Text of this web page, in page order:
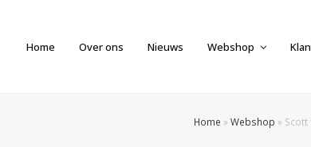
Home Over ons Nieuws Webshop
Home » Webshop » Scott